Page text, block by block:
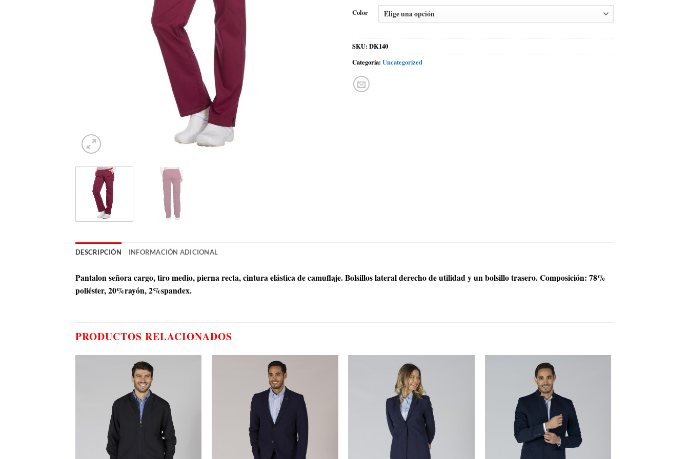
Color
SKU: DK140
Categoría: Uncategorized
DESCRIPCIÓN INFORMACIÓN ADICIONAL
Pantalon señora cargo, tiro medio, pierna recta, cintura elástica de camuflaje. Bolsillos lateral derecho de utilidad y un bolsillo trasero. Composición: 78%
poliéster, 20%rayón, 2%spandex.
PRODUCTOS RELACIONADOS